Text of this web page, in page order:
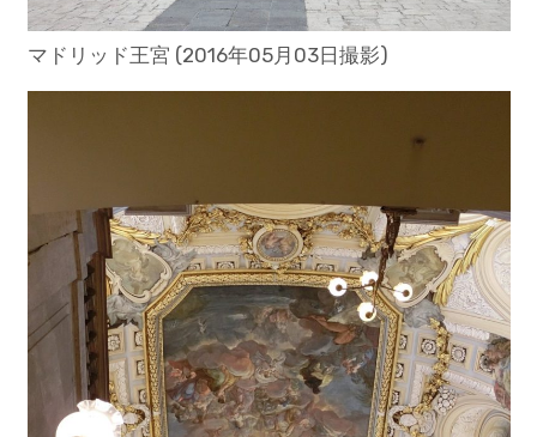
マドリッド王宮 (2016年05月03日撮影)